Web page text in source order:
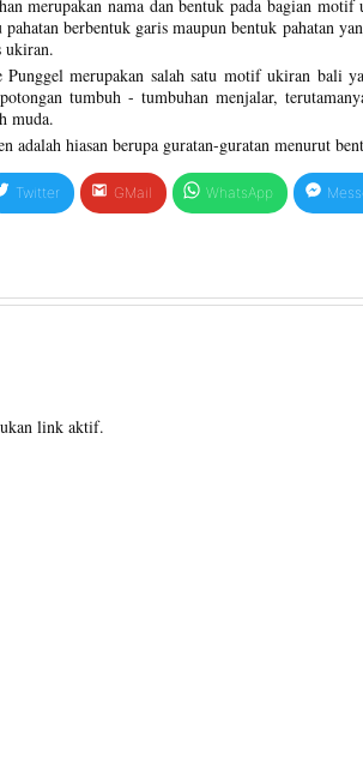
merupakan nama dan bentuk pada bagian
pahatan berbentuk garis maupun bentuk pahatan
ukiran.
Punggel merupakan salah satu motif ukiran bali
tumbuh - tumbuhan menjalar,
muda.
adalah hiasan berupa guratan-guratan menurut
Twitter GMail WhatsApp
link aktif.